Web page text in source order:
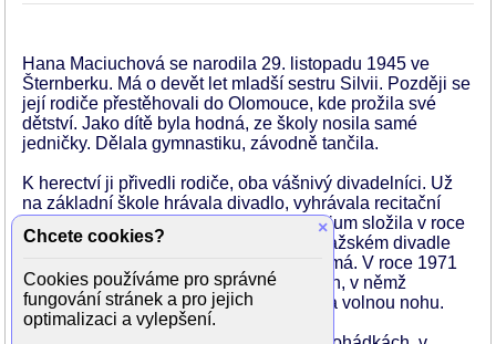
Hana Maciuchová se narodila 29. listopadu 1945 ve
Šternberku. Má o devět let mladší sestru Silvii. Později se
její rodiče přestěhovali do Olomouce, kde prožila své
dětství. Jako dítě byla hodná, ze školy nosila samé
jedničky. Dělala gymnastiku, závodně tančila.
K herectví ji přivedli rodiče, oba vášnivý divadelníci. Už
na základní škole hrávala divadlo, vyhrávala recitační
soutěže. Vystudovala DAMU, absolutorium složila v roce
1969. Už během studia začala hrát v pražském divadle
Za branou, kde získala své první angažmá. V roce 1971
se stala členkou divadla na Vinohradech, v němž
působila až do roku 2011, kdy odešla na volnou nohu.
×
Chcete cookies?
Cookies používáme pro správné
fungování stránek a pro jejich
optimalizaci a vylepšení.